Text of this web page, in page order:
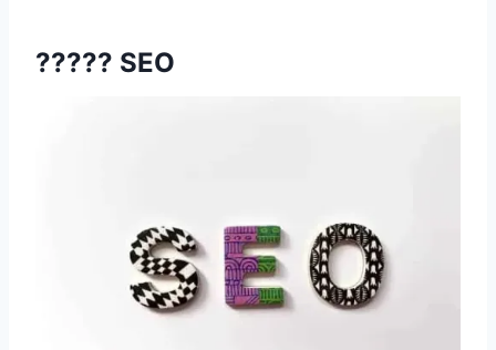
????? SEO